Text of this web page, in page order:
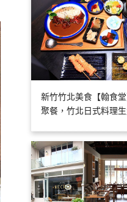
新竹竹北美食【翰食
聚餐，竹北日式料理